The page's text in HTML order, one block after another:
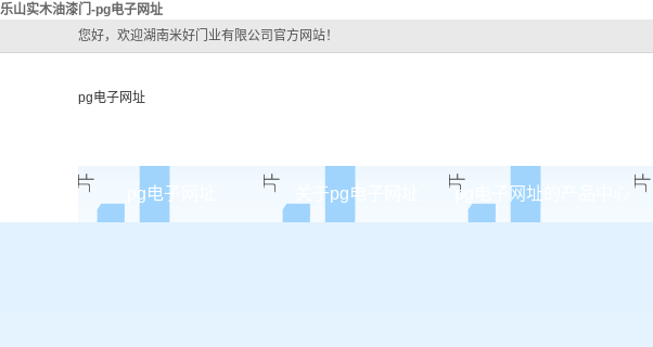
乐山实木油漆门-pg电子网址
您好，欢迎湖南米好门业有限公司官方网站！
pg电子网址
pg电子网址 关于pg电子网址 pg电子网址的产品中心